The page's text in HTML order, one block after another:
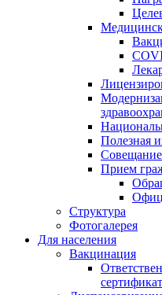
Полезная
Совещание
Прием
Структура
Фотогалерея
Для населения
Вакцинация